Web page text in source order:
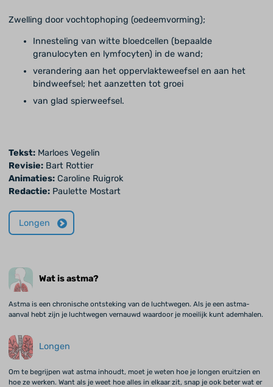
Zwelling door vochtophoping (oedeemvorming);
Innesteling van witte bloedcellen (bepaalde
granulocyten en lymfocyten) in de wand;
verandering aan het oppervlakteweefsel en aan het
bindweefsel; het aanzetten tot groei
van glad spierweefsel.
Tekst: Marloes Vegelin
Revisie: Bart Rottier
Animaties: Caroline Ruigrok
Redactie: Paulette Mostart
Longen
Wat is astma?
Astma is een chronische ontsteking van de luchtwegen. Als je een astma-
aanval hebt zijn je luchtwegen vernauwd waardoor je moeilijk kunt ademhalen.
Longen
Om te begrijpen wat astma inhoudt, moet je weten hoe je longen eruitzien en
hoe ze werken. Want als je weet hoe alles in elkaar zit, snap je ook beter wat er